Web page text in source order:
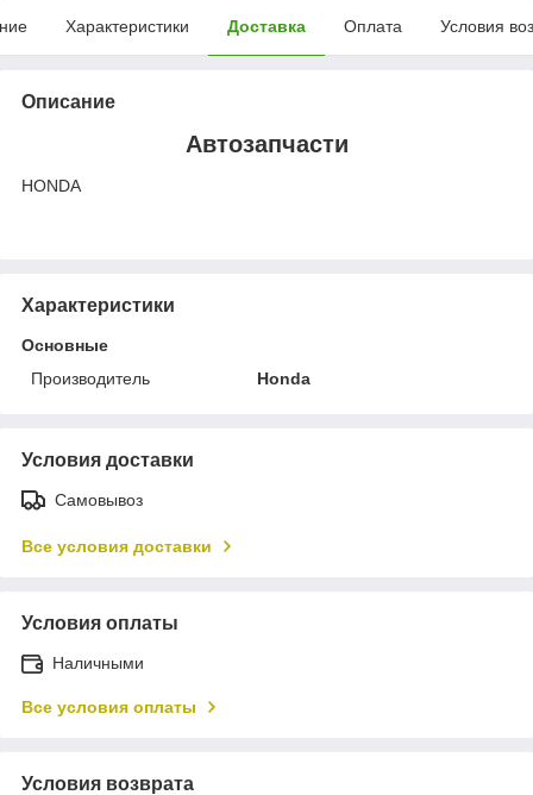
Характеристики Доставка Оплата Условия
Описание
Автозапчасти
HONDA
Характеристики
Основные
Производитель
Honda
Условия доставки
Самовывоз
Все условия доставки
Условия оплаты
Наличными
Все условия оплаты
Условия возврата